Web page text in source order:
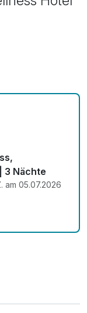
3 Nächte
am 05.07.2026